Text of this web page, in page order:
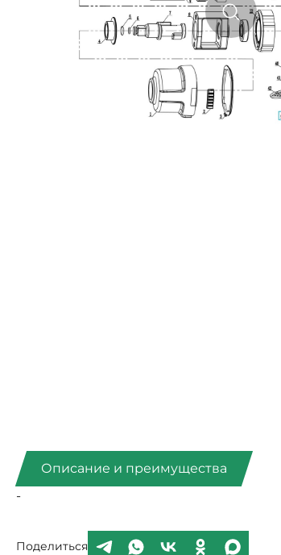
Описание и преимущества
-
Поделиться